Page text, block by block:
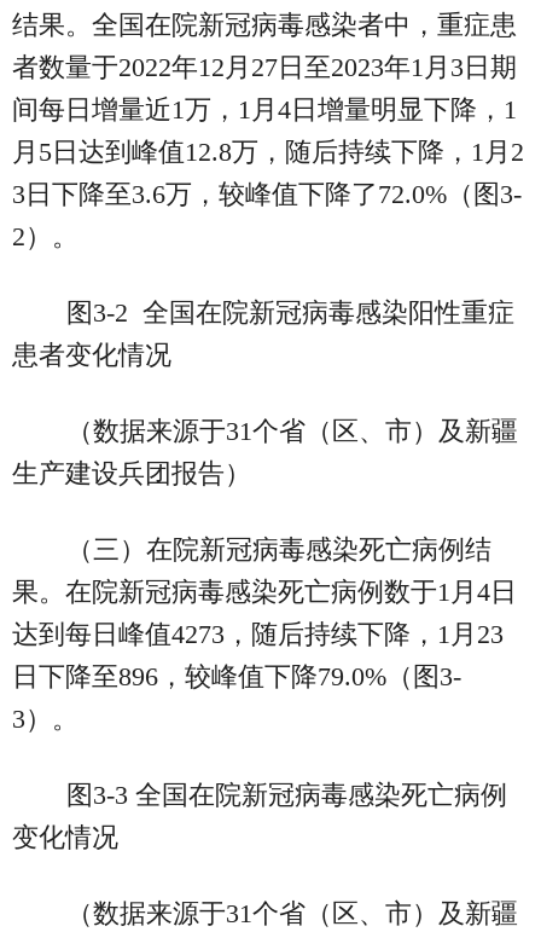
结果。全国在院新冠病毒感染者中，重症患
者数量于2022年12月27日至2023年1月3日期
间每日增量近1万，1月4日增量明显下降，1
月5日达到峰值12.8万，随后持续下降，1月2
3日下降至3.6万，较峰值下降了72.0%（图3-
2）。
图3-2 全国在院新冠病毒感染阳性重症
患者变化情况
（数据来源于31个省（区、市）及新疆
生产建设兵团报告）
（三）在院新冠病毒感染死亡病例结
果。在院新冠病毒感染死亡病例数于1月4日
达到每日峰值4273，随后持续下降，1月23
日下降至896，较峰值下降79.0%（图3-
3）。
图3-3 全国在院新冠病毒感染死亡病例
变化情况
（数据来源于31个省（区、市）及新疆